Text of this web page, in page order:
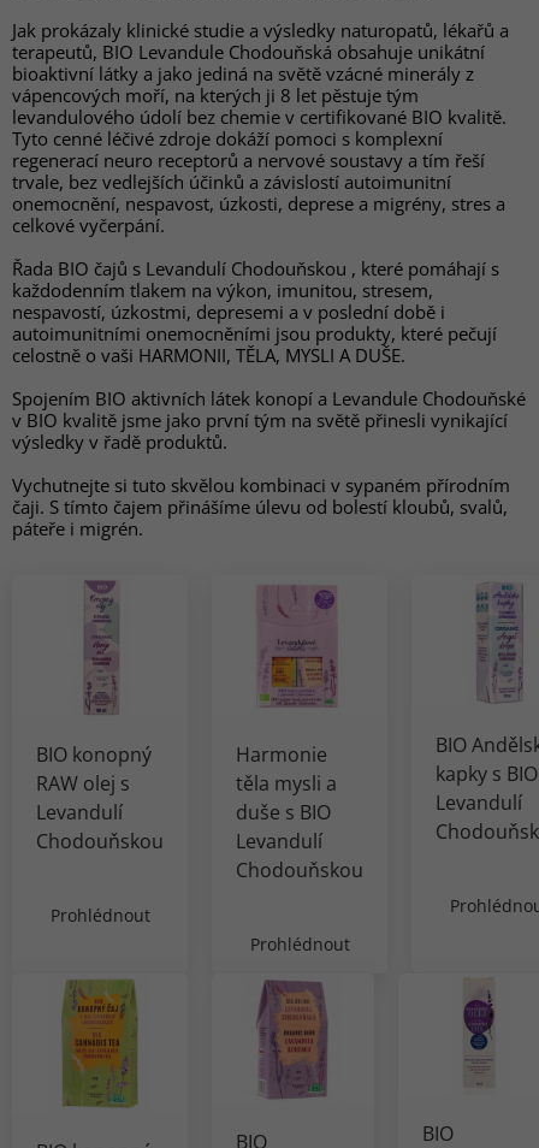
Jak prokázaly klinické studie a výsledky naturopatů, lékařů a
terapeutů, BIO Levandule Chodouňská obsahuje unikátní
bioaktivní látky a jako jediná na světě vzácné minerály z
vápencových moří, na kterých ji 8 let pěstuje tým
levandulového údolí bez chemie v certifikované BIO kvalitě.
Tyto cenné léčivé zdroje dokáží pomoci s komplexní
regenerací neuro receptorů a nervové soustavy a tím řeší
trvale, bez vedlejších účinků a závislostí autoimunitní
onemocnění, nespavost, úzkosti, deprese a migrény, stres a
celkové vyčerpání.
Řada BIO čajů s Levandulí Chodouňskou , které pomáhají s
každodenním tlakem na výkon, imunitou, stresem,
nespavostí, úzkostmi, depresemi a v poslední době i
autoimunitními onemocněními jsou produkty, které pečují
celostně o vaši HARMONII, TĚLA, MYSLI A DUŠE.
Spojením BIO aktivních látek konopí a Levandule Chodouňské
v BIO kvalitě jsme jako první tým na světě přinesli vynikající
výsledky v řadě produktů.
Vychutnejte si tuto skvělou kombinaci v sypaném přírodním
čaji. S tímto čajem přinášíme úlevu od bolestí kloubů, svalů,
páteře i migrén.
BIO konopný
RAW olej s
Levandulí
Chodouňskou
Prohlédnout
Harmonie
těla mysli a
duše s BIO
Levandulí
Chodouňskou
Prohlédnout
BIO
kapky s BIO
Levandulí
BIO
BIO